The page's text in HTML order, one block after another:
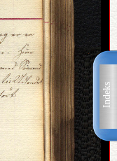
Indeks